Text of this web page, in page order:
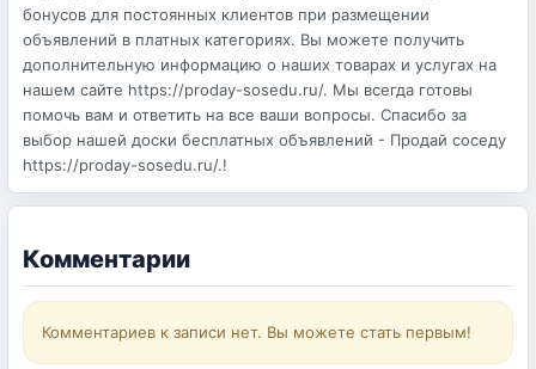
бонусов для постоянных клиентов при размещении
объявлений в платных категориях. Вы можете получить
дополнительную информацию о наших товарах и услугах на
нашем сайте https://proday-sosedu.ru/. Мы всегда готовы
помочь вам и ответить на все ваши вопросы. Спасибо за
выбор нашей доски бесплатных объявлений - Продай соседу
https://proday-sosedu.ru/.!
Комментарии
Комментариев к записи нет. Вы можете стать первым!